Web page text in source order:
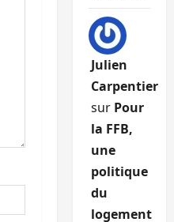
Julien
Carpentier
sur Pour
la FFB,
une
politique
du
logement